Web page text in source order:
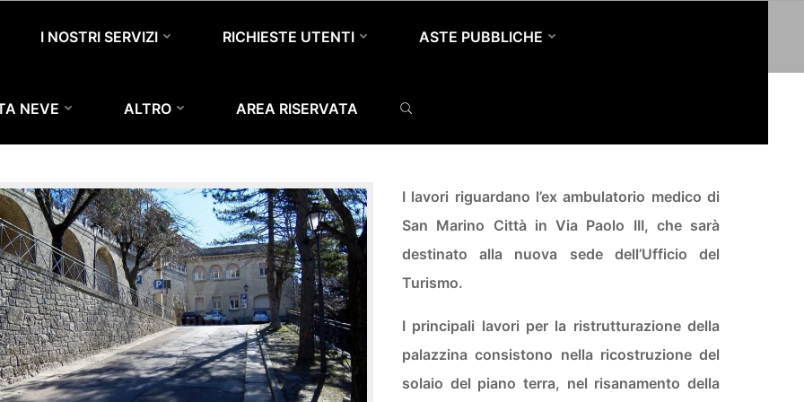
I NOSTRI SERVIZI RICHIESTE UTENTI ASTE PUBBLICHE
NEVE ALTRO AREA RISERVATA
Home
I lavori riguardano l’ex ambulatorio medico di
San Marino Città in Via Paolo III, che sarà
destinato alla nuova sede dell’Ufficio del
Turismo.
I principali lavori per la ristrutturazione della
palazzina consistono nella ricostruzione del
solaio del piano terra, nel risanamento della